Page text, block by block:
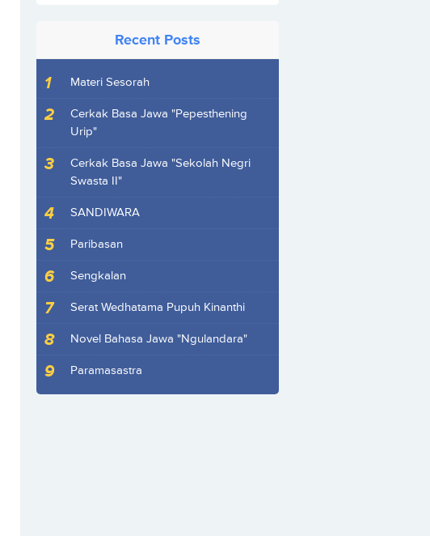
Recent Posts
Materi Sesorah
Cerkak Basa Jawa "Pepesthening
Urip"
Cerkak Basa Jawa "Sekolah Negri
Swasta II"
SANDIWARA
Paribasan
Sengkalan
Serat Wedhatama Pupuh Kinanthi
Novel Bahasa Jawa "Ngulandara"
Paramasastra